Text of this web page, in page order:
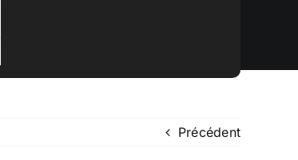
Précédent